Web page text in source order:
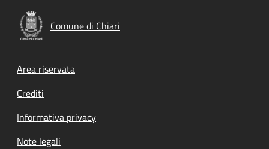
Comune di Chiari
Footer menu
Area riservata
Crediti
Informativa privacy
Note legali